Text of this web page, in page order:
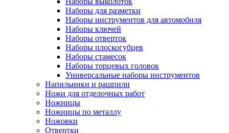
Наборы для разметки
Наборы инструментов для автомобиля
Наборы ключей
Наборы отверток
Наборы плоскогубцев
Наборы стамесок
Наборы торцевых головок
Универсальные наборы инструментов
Напильники и рашпили
Ножи для отделочных работ
Ножницы
Ножницы по металлу
Ножовки
Отвертки